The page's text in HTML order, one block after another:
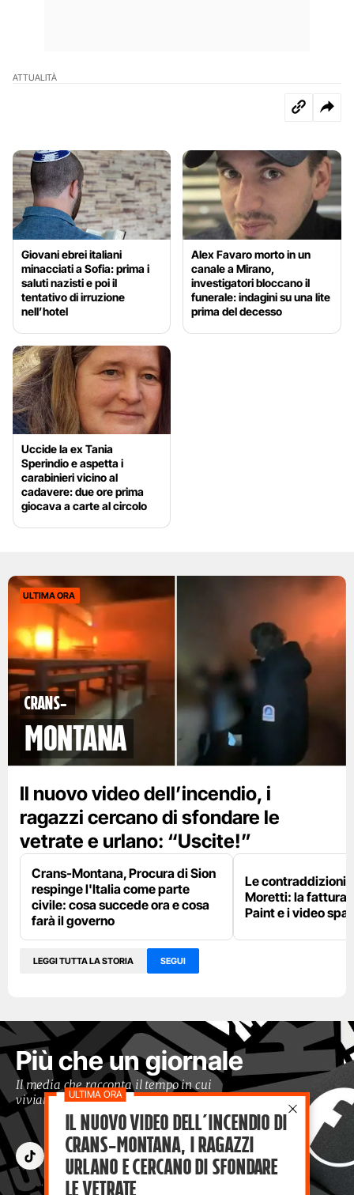
ATTUALITÀ
Giovani ebrei italiani
minacciati a Sofia: prima i
saluti nazisti e poi il
tentativo di irruzione
nell’hotel
Alex Favaro morto in un
canale a Mirano,
investigatori bloccano il
funerale: indagini su una lite
prima del decesso
Uccide la ex Tania
Sperindio e aspetta i
carabinieri vicino al
cadavere: due ore prima
giocava a carte al circolo
ULTIMA ORA
Crans-
Montana
Il nuovo video dell’incendio, i
ragazzi cercano di sfondare le
vetrate e urlano: “Uscite!”
Crans-Montana, Procura di Sion
respinge l'Italia come parte
civile: cosa succede ora e cosa
farà il governo
Le contraddizioni
Moretti: la fattura
Paint e i video
LEGGI TUTTA LA STORIA SEGUI
Più che un giornale
Il media che racconta il tempo in cui
viviamo con occhi moderni
Il nuovo video dell’incendio di
Crans-Montana, i ragazzi
Urlano e cercano di sfondare
le vetrate